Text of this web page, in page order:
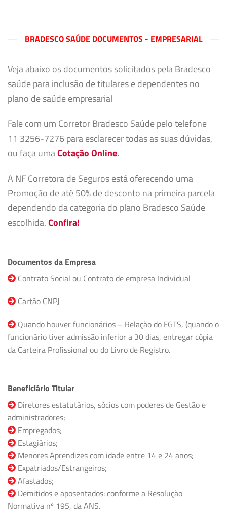
BRADESCO SAÚDE DOCUMENTOS - EMPRESARIAL
Veja abaixo os documentos solicitados pela Bradesco
saúde para inclusão de titulares e dependentes no
plano de saúde empresarial
Fale com um Corretor Bradesco Saúde pelo telefone
11 3256-7276 para esclarecer todas as suas dúvidas,
ou faça umaCotação Online.
A NF Corretora de Seguros está oferecendo uma
Promoção de até 50% de desconto na primeira parcela
dependendo da categoria do plano Bradesco Saúde
escolhida.Confira!
Documentos da Empresa
Contrato Social ou Contrato de empresa Individual
Cartão CNPJ
Quando houver funcionários – Relação do FGTS, (quando o
funcionário tiver admissão inferior a 30 dias, entregar cópia
da Carteira Profissional ou do Livro de Registro.
Beneficiário Titular
Diretores estatutários, sócios com poderes de Gestão e
administradores;
Empregados;
Estagiários;
Menores Aprendizes com idade entre 14 e 24 anos;
Expatriados/Estrangeiros;
Afastados;
Demitidos e aposentados: conforme a Resolução
Normativa nº 195, da ANS.